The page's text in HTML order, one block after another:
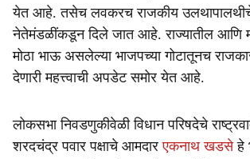
r
e
येत आहे. तसेच लवकरच राजकीय
नेतेमंडळींकडून दिले जात आहे. राज्यातील आणि
मोठा भाऊ असलेल्या भाजपच्या गोटातूनच
देणारी महत्त्वाची अपडेट समोर येत आहे.
लोकसभा निवडणुकीवेळी विधान परिषदेचे
शरदचंद्र पवार पक्षाचे आमदारएकनाथ खडसेहे